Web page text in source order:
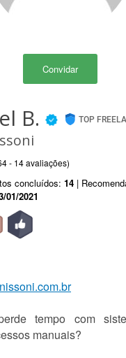
Convidar
B. TOP
- 14 avaliações)
concluídos: 14 |
01/2021
tempo com
manuais?